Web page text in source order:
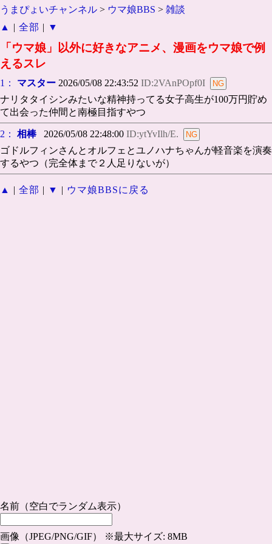
うまぴょいチャンネル > ウマ娘BBS > 雑談
▲
| 全部 | ▼
「ウマ娘」以外に好きなアニメ、漫画をウマ娘で例
えるスレ
1： マスター 2026/05/08 22:43:52 ID:2VAnPOpf0I
ナリタタイシンみたいな精神持ってる女子高生が100万円貯め
て出会った仲間と南極目指すやつ
2： 相棒2026/05/08 22:48:00 ID:ytYvIlh/E.
ゴドルフィンさんとオルフェとユノハナちゃんが軽音楽を演奏
するやつ（完全体まで２人足りないが）
▲ | 全部 | ▼ | ウマ娘BBSに戻る
名前（空白でランダム表示）
画像（JPEG/PNG/GIF） ※最大サイズ: 8MB